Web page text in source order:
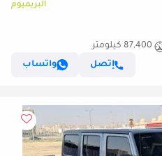
البريميوم
87,400 كيلومتر
إتصل
واتساب